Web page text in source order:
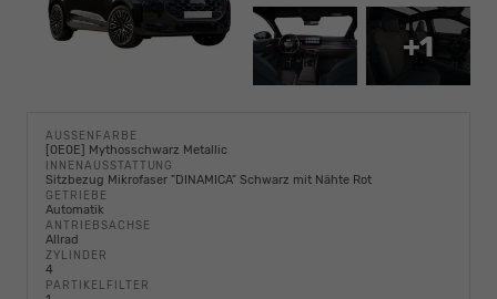
+1
AUSSENFARBE
[0E0E] Mythosschwarz Metallic
INNENAUSSTATTUNG
Sitzbezug Mikrofaser "DINAMICA" Schwarz mit Nähte Rot
GETRIEBE
Automatik
ANTRIEBSACHSE
Allrad
ZYLINDER
4
PARTIKELFILTER